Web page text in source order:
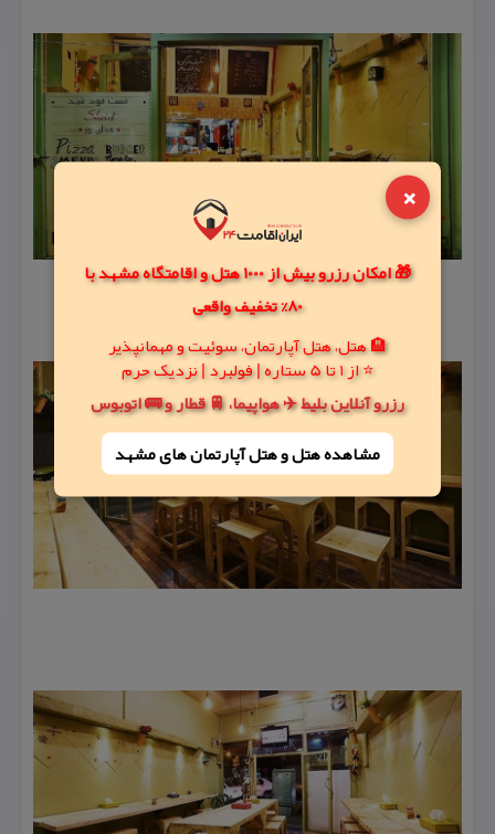
×
🎁 امکان رزرو بیش از 1000 هتل و اقامتگاه مشهد با
80% تخفیف واقعی
🏨 هتل، هتل آپارتمان، سوئیت و مهمانپذیر
⭐ از 1 تا 5 ستاره | فولبرد | نزدیک حرم
رزرو آنلاین بلیط ✈️ هواپیما، 🚆 قطار و 🚌 اتوبوس
مشاهده هتل و هتل‌ آپارتمان های مشهد